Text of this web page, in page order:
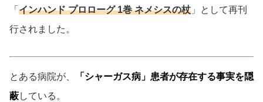
「 インハンド プロローグ 1巻 ネメシスの杖 」として再刊
行されました。
とある病院が、
「シャーガス病」患者が存在する事実を隠
蔽している。